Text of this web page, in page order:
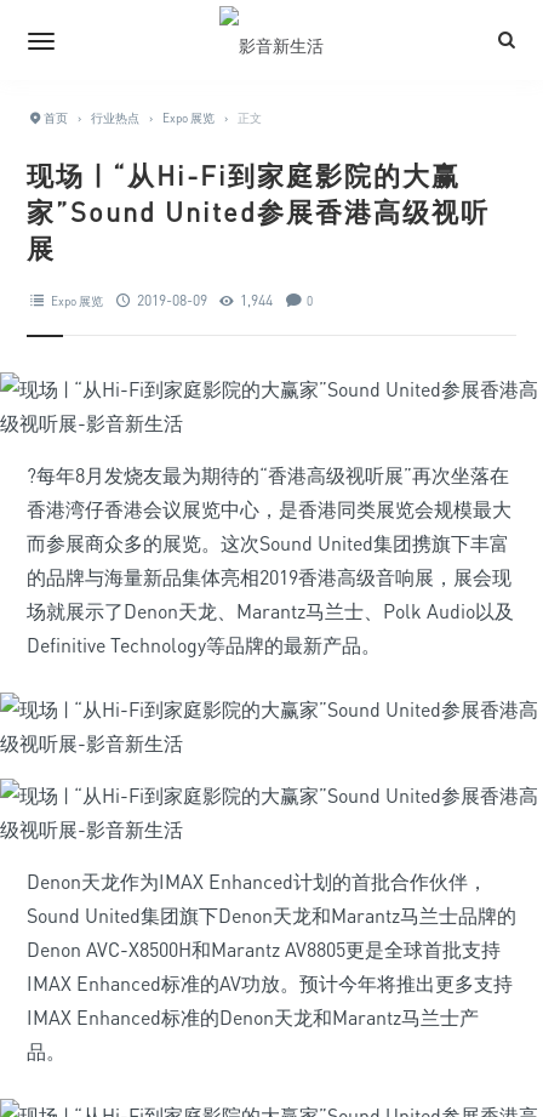
首页 › 行业热点 › Expo 展览 › 正文
现场 | “从Hi-Fi到家庭影院的大赢
家”Sound United参展香港高级视听
展
Expo 展览 2019-08-09 1,944 0
?每年8月发烧友最为期待的“香港高级视听展”再次坐落在
香港湾仔香港会议展览中心，是香港同类展览会规模最大
而参展商众多的展览。这次Sound United集团携旗下丰富
的品牌与海量新品集体亮相2019香港高级音响展，展会现
场就展示了Denon天龙、Marantz马兰士、Polk Audio以及
Definitive Technology等品牌的最新产品。
Denon天龙作为IMAX Enhanced计划的首批合作伙伴，
Sound United集团旗下Denon天龙和Marantz马兰士品牌的
Denon AVC-X8500H和Marantz AV8805更是全球首批支持
IMAX Enhanced标准的AV功放。预计今年将推出更多支持
IMAX Enhanced标准的Denon天龙和Marantz马兰士产
品。